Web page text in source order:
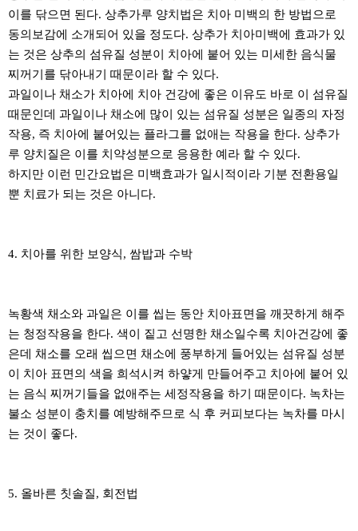
이를 닦으면 된다. 상추가루 양치법은 치아 미백의 한 방법으로
동의보감에 소개되어 있을 정도다. 상추가 치아미백에 효과가 있
는 것은 상추의 섬유질 성분이 치아에 붙어 있는 미세한 음식물
찌꺼기를 닦아내기 때문이라 할 수 있다.
과일이나 채소가 치아에 치아 건강에 좋은 이유도 바로 이 섬유질
때문인데 과일이나 채소에 많이 있는 섬유질 성분은 일종의 자정
작용, 즉 치아에 붙어있는 플라그를 없애는 작용을 한다. 상추가
루 양치질은 이를 치약성분으로 응용한 예라 할 수 있다.
하지만 이런 민간요법은 미백효과가 일시적이라 기분 전환용일
뿐 치료가 되는 것은 아니다.
4. 치아를 위한 보양식, 쌈밥과 수박
녹황색 채소와 과일은 이를 씹는 동안 치아표면을 깨끗하게 해주
는 청정작용을 한다. 색이 짙고 선명한 채소일수록 치아건강에 좋
은데 채소를 오래 씹으면 채소에 풍부하게 들어있는 섬유질 성분
이 치아 표면의 색을 희석시켜 하얗게 만들어주고 치아에 붙어 있
는 음식 찌꺼기들을 없애주는 세정작용을 하기 때문이다. 녹차는
불소 성분이 충치를 예방해주므로 식 후 커피보다는 녹차를 마시
는 것이 좋다.
5. 올바른 칫솔질, 회전법